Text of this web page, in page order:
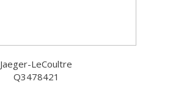
Jaeger-LeCoultre
Q3478421